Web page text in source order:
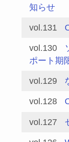
知らせ
vol.131
vol.130
ポート期
vol.129
vol.128
vol.127